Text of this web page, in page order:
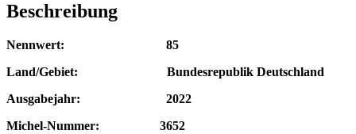
Beschreibung
Nennwert: 85
Land/Gebiet: Bundesrepublik Deutschland
Ausgabejahr: 2022
Michel-Nummer: 3652